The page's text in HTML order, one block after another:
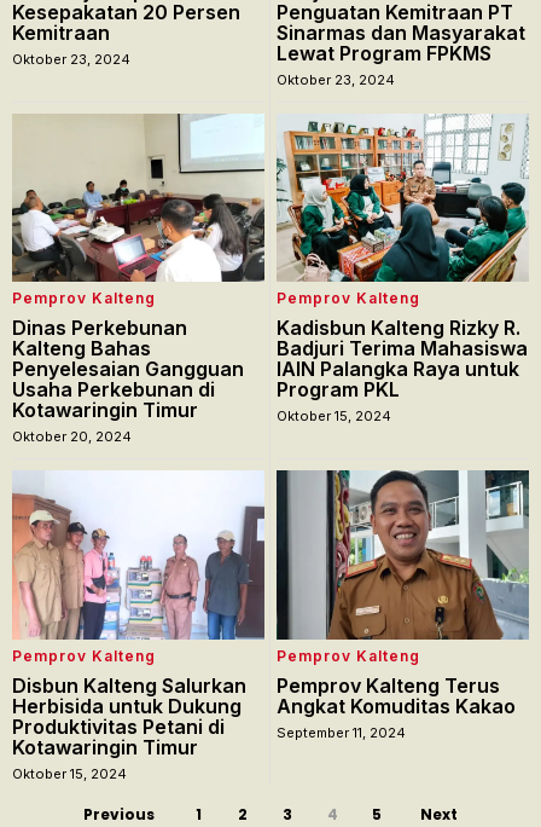
Kesepakatan 20 Persen
Kemitraan
Oktober 23, 2024
Penguatan Kemitraan PT
Sinarmas dan Masyarakat
Lewat Program FPKMS
Oktober 23, 2024
Pemprov Kalteng
Dinas Perkebunan
Kalteng Bahas
Penyelesaian Gangguan
Usaha Perkebunan di
Kotawaringin Timur
Oktober 20, 2024
Pemprov Kalteng
Kadisbun Kalteng Rizky R.
Badjuri Terima Mahasiswa
IAIN Palangka Raya untuk
Program PKL
Oktober 15, 2024
Pemprov Kalteng
Disbun Kalteng Salurkan
Herbisida untuk Dukung
Produktivitas Petani di
Kotawaringin Timur
Oktober 15, 2024
Pemprov Kalteng
Pemprov Kalteng Terus
Angkat Komuditas Kakao
September 11, 2024
Previous 1 2 3 4 5 Next